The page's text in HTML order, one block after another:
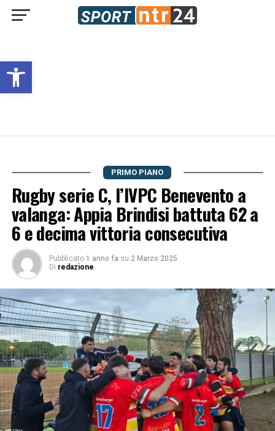
Open toolbar
PRIMO PIANO
Rugby serie C, l’IVPC Benevento a
valanga: Appia Brindisi battuta 62 a
6 e decima vittoria consecutiva
Pubblicato 1 anno fa su 2 Marzo 2025
Di redazione